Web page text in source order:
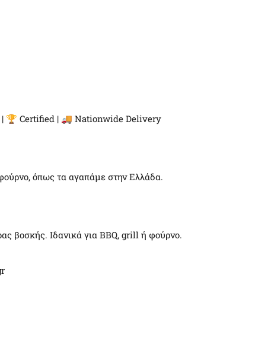
| 🏆 Certified | 🚚 Nationwide Delivery
όπως τα αγαπάμε στην Ελλάδα.
βοσκής. Ιδανικά για BBQ, grill ή φούρνο.